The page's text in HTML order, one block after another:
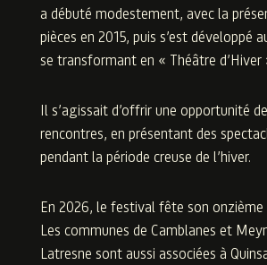
a débuté modestement, avec la
pièces en 2015, puis s’est développé
se transformant en « Théâtre d’Hiver
Il s’agissait d’offrir une opportunité
rencontres, en présentant des
pendant la période creuse de l’hiver.
En 2026, le festival fête son onzième
Les communes de Camblanes et
Latresne sont aussi associées à